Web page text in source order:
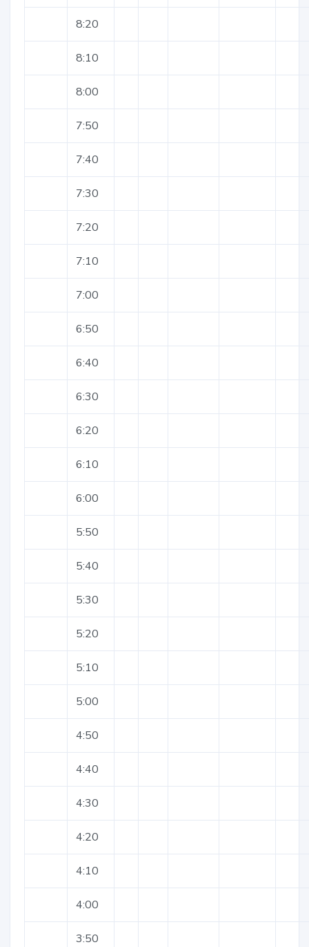
8:20
8:10
8:00
7:50
7:40
7:30
7:20
7:10
7:00
6:50
6:40
6:30
6:20
6:10
6:00
5:50
5:40
5:30
5:20
5:10
5:00
4:50
4:40
4:30
4:20
4:10
4:00
3:50